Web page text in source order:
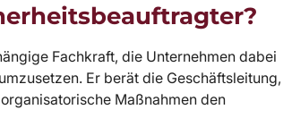
Fachkraft, die Unternehmen dabei
Er berät die Geschäftsleitung,
Maßnahmen den